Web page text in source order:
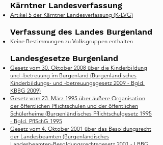
Kärntner Landesverfassung
Artikel 5 der Kärntner Landesverfassung (K-LVG)
Verfassung des Landes Burgenland
Keine Bestimmungen zu Volksgruppen enthalten
Landesgesetze Burgenland
Gesetz vom 30. Oktober 2008 über die Kinderbildung
und -betreuung im Burgenland (Burgenländisches
Kinderbildungs- und -betreuungsgesetz 2009 - Bgld.
KBBG 2009)
Gesetz vom 23. März 1995 über äußere Organisation
der öffentlichen Pflichtschulen und der öffentlichen
Schülerheime (Burgenländisches Pflichtschulgesetz 1995
- Bgld. PflSchG 1995
Gesetz vom 4. Oktober 2001 über das Besoldungsrecht
der Landesbeamten (Burgenländisches